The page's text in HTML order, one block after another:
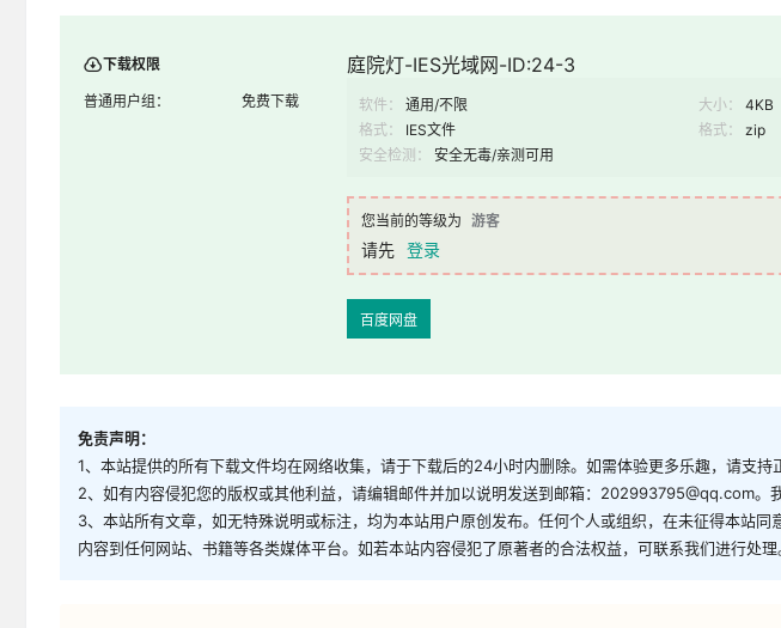
下载权限
普通用户组： 免费下载
庭院灯-IES光域网-ID:24-3
软件： 通用/不限 大小：
4KB
格式：
IES文件 格式：
zip
安全检测：
安全无毒/亲测可用
您当前的等级为 游客
请先 登录
百度网盘
免责声明：
1、本站提供的所有下载文件均在网络收集，请于下载后的24小时内删除。如需体验更多乐趣，请支持
2、如有内容侵犯您的版权或其他利益，请编辑邮件并加以说明发送到邮箱：202993795@qq.com。
3、本站所有文章，如无特殊说明或标注，均为本站用户原创发布。任何个人或组织，在未征得本站
内容到任何网站、书籍等各类媒体平台。如若本站内容侵犯了原著者的合法权益，可联系我们进行处理